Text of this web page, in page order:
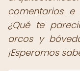
comentarios
¿Qué te
arcos y
¡Esperamos